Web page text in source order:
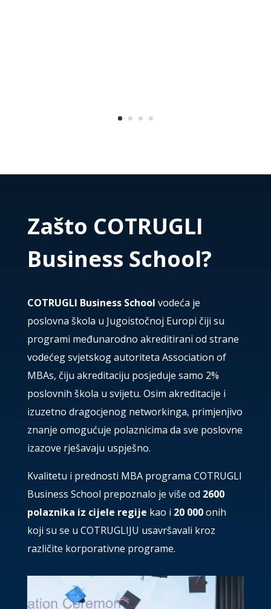
Zašto COTRUGLI
Business School?
COTRUGLI Business School vodeća je
poslovna škola u Jugoistočnoj Europi čiji su
programi međunarodno akreditirani od strane
vodećeg svjetskog autoriteta Association of
MBAs, čiju akreditaciju posjeduje samo 2%
poslovnih škola u svijetu. Osim akreditacije i
izuzetno dragocjenog networkinga, primjenjivo
znanje omogućuje polaznicima da sve poslovne
izazove rješavaju uspješno.
Kvalitetu i prednosti MBA programa COTRUGLI
Business School prepoznalo je više od 2600
polaznika iz cijele regije kao i 20 000onih
koji su se u COTRUGLIJU usavršavali kroz
različite korporativne programe.